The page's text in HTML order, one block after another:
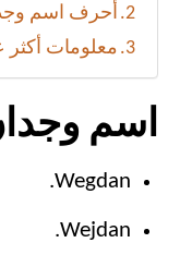
أحرف اسم
معلومات
اسم
Wegdan.
Wejdan.